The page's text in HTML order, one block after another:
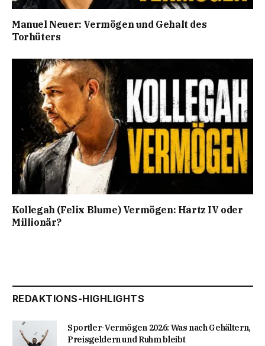
Manuel Neuer: Vermögen und Gehalt des
Torhüters
Kollegah (Felix Blume) Vermögen: Hartz IV oder
Millionär?
REDAKTIONS-HIGHLIGHTS
Sportler-Vermögen 2026: Was nach Gehältern,
Preisgeldern und Ruhm bleibt